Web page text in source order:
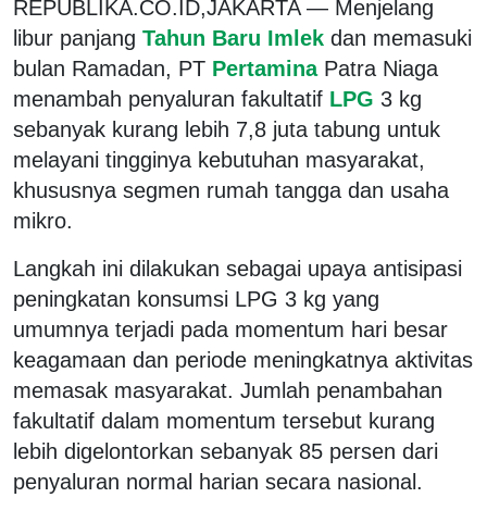
REPUBLIKA.CO.ID,JAKARTA — Menjelang
libur panjang Tahun Baru Imlek dan memasuki
bulan Ramadan, PT Pertamina Patra Niaga
menambah penyaluran fakultatif LPG 3 kg
sebanyak kurang lebih 7,8 juta tabung untuk
melayani tingginya kebutuhan masyarakat,
khususnya segmen rumah tangga dan usaha
mikro.
Langkah ini dilakukan sebagai upaya antisipasi
peningkatan konsumsi LPG 3 kg yang
umumnya terjadi pada momentum hari besar
keagamaan dan periode meningkatnya aktivitas
memasak masyarakat. Jumlah penambahan
fakultatif dalam momentum tersebut kurang
lebih digelontorkan sebanyak 85 persen dari
penyaluran normal harian secara nasional.